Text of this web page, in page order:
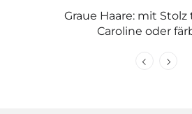
Graue Haare: mit
Caroline oder